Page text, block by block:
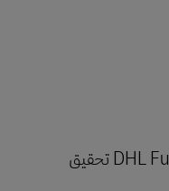
عالم كامل من الفرص بانتظاركم: تعمل منصّة Temu على تمكين التجّار من النمو السريع، بينما تتولى شبكة DHL Fulfillment Network تحقيق